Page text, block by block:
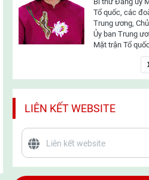
Tổ quốc, các
Trung ương,
Ủy ban Trung
Mặt trận Tổ
LIÊN KẾT WEBSITE